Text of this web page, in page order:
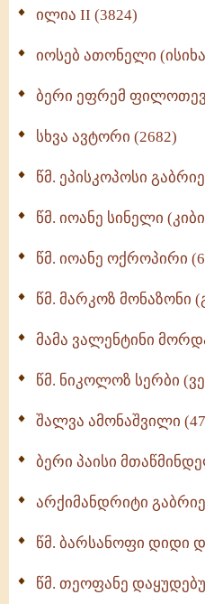
Wisdomge (514)
ქადაგებანი გაბრიელ
სულიერი ცხოვრების
ნაწილი II (369)
ილია II (3824)
იოსებ ათონელი
ბერი ეფრემ
სხვა ავტორი (2682)
წმ. ეპისკოპოსი
წმ. იოანე სინელი
წმ. იოანე ოქროპირი
წმ. მარკოზ მონაზონი
მამა ვალენტინი
წმ. ნიკოლოზ სერბი
შალვა ამონაშვილი
ბერი პაისი
არქიმანდრიტი
წმ. ბარსანოფი დიდი
წმ. თეოფანე